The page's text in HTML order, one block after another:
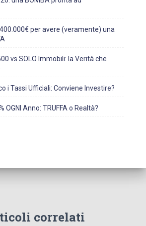
per avere (veramente) una
vs SOLO Immobili: la Verità che
i Tassi Ufficiali: Conviene Investire?
OGNI Anno: TRUFFA o Realtà?
correlati